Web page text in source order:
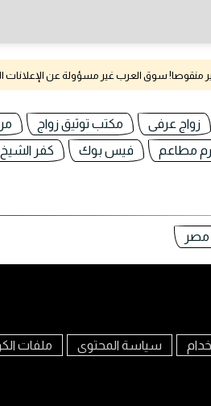
منقوصا! سوق العرب غير مسؤولة عن الإعلانات
زواج عرفى مكتب توثيق زواج
مطاعم فيس بوك كفر الشيخ
مصر
سياسة المحتوى ملفات